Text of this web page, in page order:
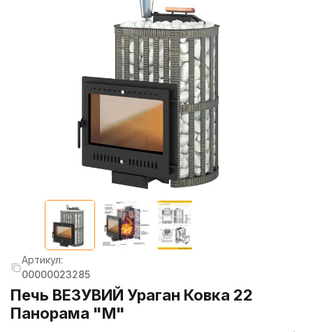
Артикул:
00000023285
Печь ВЕЗУВИЙ Ураган Ковка 22
Панорама "М"